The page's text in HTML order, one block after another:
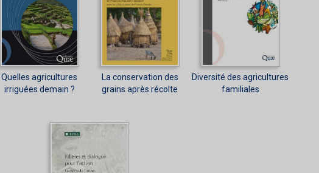
Quelles agricultures
irriguées demain ?
La conservation des
grains après récolte
Diversité des agricultures
familiales